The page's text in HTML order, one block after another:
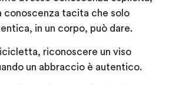
conoscenza tacita che solo
in un corpo, può dare.
riconoscere un viso
un abbraccio è autentico.